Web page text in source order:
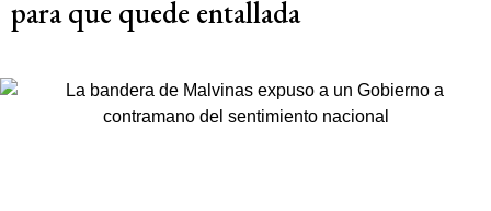
para que quede entallada